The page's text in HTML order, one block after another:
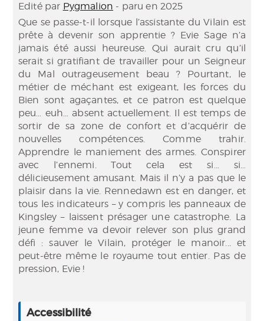
Edité par Pygmalion - paru en 2025
Que se passe-t-il lorsque l’assistante du Vilain est
prête à devenir son apprentie ? Evie Sage n’a
jamais été aussi heureuse. Qui aurait cru qu’il
serait si gratifiant de travailler pour un Seigneur
du Mal outrageusement beau ? Pourtant, le
métier de méchant est exigeant, les forces du
Bien sont agaçantes, et ce patron est quelque
peu… euh… absent actuellement. Il est temps de
sortir de sa zone de confort et d’acquérir de
nouvelles compétences. Comme trahir.
Apprendre le maniement des armes. Conspirer
avec l’ennemi. Tout cela est si… si…
délicieusement amusant. Mais il n’y a pas que le
plaisir dans la vie. Rennedawn est en danger, et
tous les indicateurs – y compris les panneaux de
Kingsley – laissent présager une catastrophe. La
jeune femme va devoir relever son plus grand
défi : sauver le Vilain, protéger le manoir... et
peut-être même le royaume tout entier. Pas de
pression, Evie !
Accessibilité